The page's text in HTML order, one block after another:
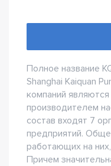
Полное название
Shanghai Kaiquan
компаний
производителем
состав входят 7
предприятий.
работающих на
Причем